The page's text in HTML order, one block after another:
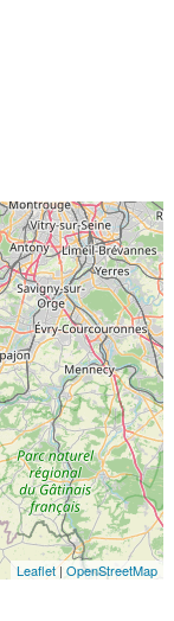
Leaflet|OpenStreetMap